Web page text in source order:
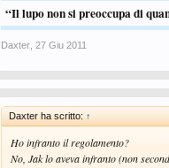
“Il lupo non si preoccupa di
Daxter 27 Giu 2011
Daxter ha scritto: ↑
Ho infranto il regolamento?
No, Jak lo aveva infranto (non